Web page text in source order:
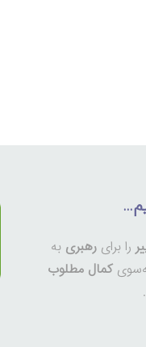
را برای رهبری به
کمال مطلوب